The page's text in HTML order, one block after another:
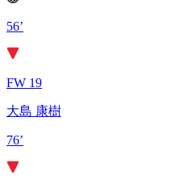
56’
FW 19
大島 康樹
76’